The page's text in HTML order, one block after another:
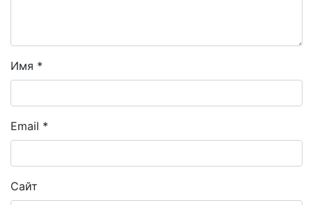
Имя *
Email *
Сайт